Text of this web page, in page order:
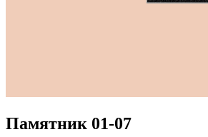
Памятник 01-07